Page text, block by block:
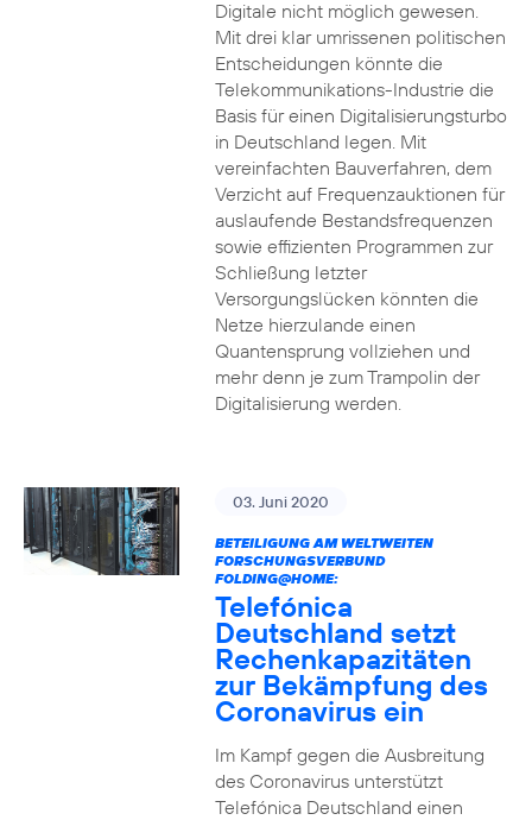
Digitale nicht möglich gewesen.
Mit drei klar umrissenen politischen
Entscheidungen könnte die
Telekommunikations-Industrie die
Basis für einen Digitalisierungsturbo
in Deutschland legen. Mit
vereinfachten Bauverfahren, dem
Verzicht auf Frequenzauktionen für
auslaufende Bestandsfrequenzen
sowie effizienten Programmen zur
Schließung letzter
Versorgungslücken könnten die
Netze hierzulande einen
Quantensprung vollziehen und
mehr denn je zum Trampolin der
Digitalisierung werden.
03. Juni 2020
BETEILIGUNG AM WELTWEITEN
FORSCHUNGSVERBUND
FOLDING@HOME:
Telefónica
Deutschland setzt
Rechenkapazitäten
zur Bekämpfung des
Coronavirus ein
Im Kampf gegen die Ausbreitung
des Coronavirus unterstützt
Telefónica Deutschland einen